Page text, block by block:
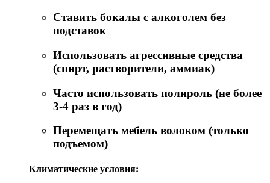
Ставить бокалы с алкоголем без
подставок
Использовать агрессивные средства
(спирт, растворители, аммиак)
Часто использовать полироль (не более
3-4 раз в год)
Перемещать мебель волоком (только
подъемом)
Климатические условия: